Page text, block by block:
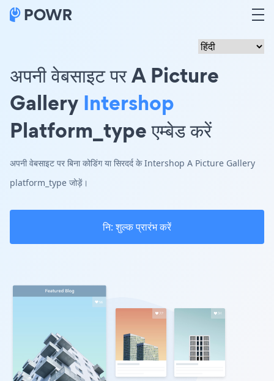
अपनी वेबसाइट पर A Picture
Gallery Intershop
Platform_type एम्बेड करें
अपनी वेबसाइट पर बिना कोडिंग या सिरदर्द के Intershop A Picture Gallery
platform_type जोड़ें।
नि: शुल्क प्रारंभ करें